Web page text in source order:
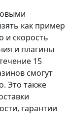
как пример
и скорость
и плагины
15
смогут
Это также
гарантии